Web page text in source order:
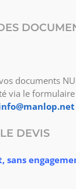
documents
via le
DEVIS
sans